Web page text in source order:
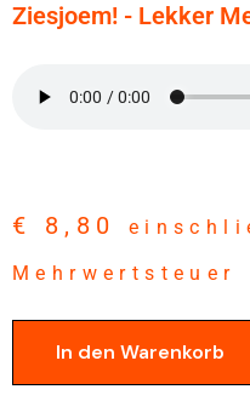
Ziesjoem! - Lekker
€ 8,80
Mehrwertsteuer
In den Warenkorb